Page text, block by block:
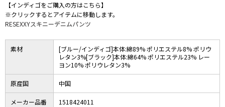
【インディゴをご購入の方はこちら】
※クリックするとアイテムに移動します。
RESEXXYスキニーデニムパンツ
素材
[ブルー/インディゴ]本体:綿89% ポリエステル8% ポリウ
レタン3%[ブラック]本体:綿64% ポリエステル23% レー
ヨン10% ポリウレタン3%
原産国 中国
メーカー品番 1518424011